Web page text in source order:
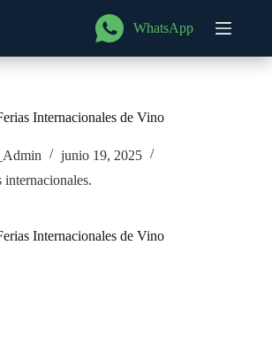
WhatsApp
Internacionales de Vino
junio 19, 2025
internacionales.
Internacionales de Vino